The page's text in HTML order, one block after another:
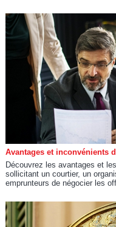
Avantages et inconvénients
Découvrez les avantages et
sollicitant un courtier, un
emprunteurs de négocier les